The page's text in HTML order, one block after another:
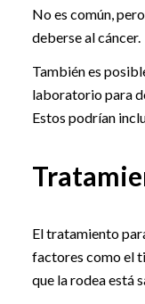
No es común,
deberse al cáncer.
También es
laboratorio para
Estos podrían
El tratamiento
factores como el
que la rodea está